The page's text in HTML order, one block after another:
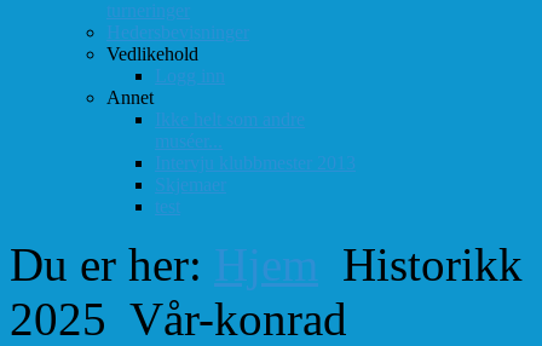
turneringer
Hedersbevisninger
Vedlikehold
Logg inn
Annet
Ikke helt som andre
muséer...
Intervju klubbmester 2013
Skjemaer
test
Du er her: Hjem Historikk
2025 Vår-konrad